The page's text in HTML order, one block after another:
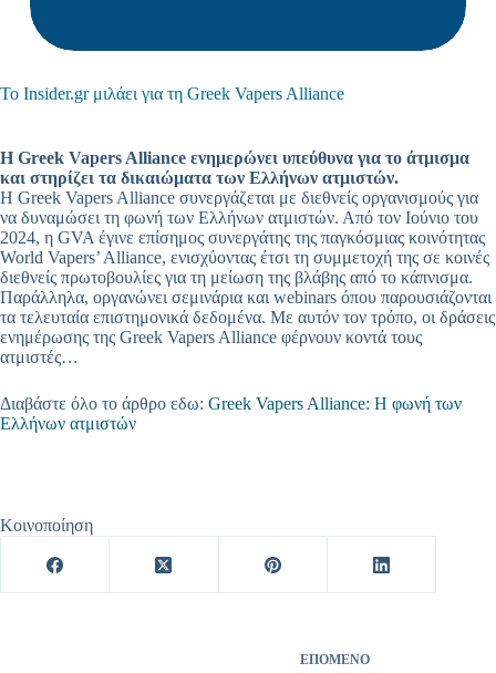
Το Insider.gr μιλάει για τη Greek Vapers Alliance
Η Greek Vapers Alliance ενημερώνει υπεύθυνα για το άτμισμα
και στηρίζει τα δικαιώματα των Ελλήνων ατμιστών.
Η Greek Vapers Alliance συνεργάζεται με διεθνείς οργανισμούς για
να δυναμώσει τη φωνή των Ελλήνων ατμιστών. Από τον Ιούνιο του
2024, η GVA έγινε επίσημος συνεργάτης της παγκόσμιας κοινότητας
World Vapers’ Alliance, ενισχύοντας έτσι τη συμμετοχή της σε κοινές
διεθνείς πρωτοβουλίες για τη μείωση της βλάβης από το κάπνισμα.
Παράλληλα, οργανώνει σεμινάρια και webinars όπου παρουσιάζονται
τα τελευταία επιστημονικά δεδομένα. Με αυτόν τον τρόπο, οι δράσεις
ενημέρωσης της Greek Vapers Alliance φέρνουν κοντά τους
ατμιστές…
Διαβάστε όλο το άρθρο εδω: Greek Vapers Alliance: Η φωνή των
Ελλήνων ατμιστών
Κοινοποίηση
ΕΠΌΜΕΝΟ